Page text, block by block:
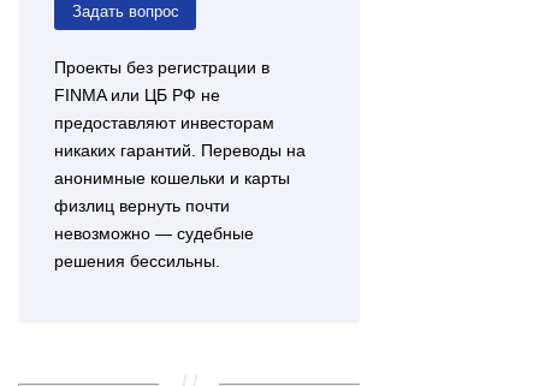
Задать вопрос
Проекты без регистрации в
FINMA или ЦБ РФ не
предоставляют инвесторам
никаких гарантий. Переводы на
анонимные кошельки и карты
физлиц вернуть почти
невозможно — судебные
решения бессильны.